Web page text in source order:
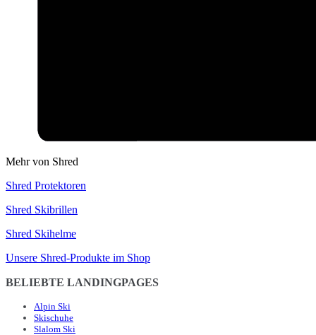
Mehr von Shred
Shred Protektoren
Shred Skibrillen
Shred Skihelme
Unsere Shred-Produkte im Shop
BELIEBTE LANDINGPAGES
Alpin Ski
Skischuhe
Slalom Ski